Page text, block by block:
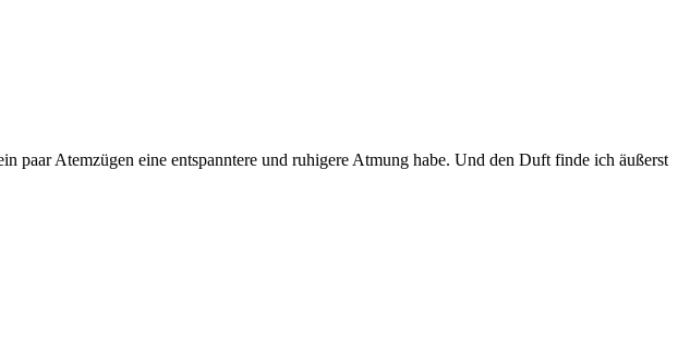
paar Atemzügen eine entspanntere und ruhigere Atmung habe. Und den Duft finde ich äußerst